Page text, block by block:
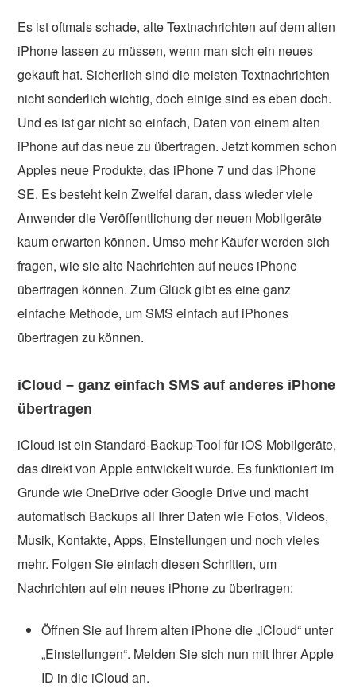
Es ist oftmals schade, alte Textnachrichten auf dem alten
iPhone lassen zu müssen, wenn man sich ein neues
gekauft hat. Sicherlich sind die meisten Textnachrichten
nicht sonderlich wichtig, doch einige sind es eben doch.
Und es ist gar nicht so einfach, Daten von einem alten
iPhone auf das neue zu übertragen. Jetzt kommen schon
Apples neue Produkte, das iPhone 7 und das iPhone
SE. Es besteht kein Zweifel daran, dass wieder viele
Anwender die Veröffentlichung der neuen Mobilgeräte
kaum erwarten können. Umso mehr Käufer werden sich
fragen, wie sie alte Nachrichten auf neues iPhone
übertragen können. Zum Glück gibt es eine ganz
einfache Methode, um SMS einfach auf iPhones
übertragen zu können.
iCloud – ganz einfach SMS auf anderes iPhone
übertragen
iCloud ist ein Standard-Backup-Tool für iOS Mobilgeräte,
das direkt von Apple entwickelt wurde. Es funktioniert im
Grunde wie OneDrive oder Google Drive und macht
automatisch Backups all Ihrer Daten wie Fotos, Videos,
Musik, Kontakte, Apps, Einstellungen und noch vieles
mehr. Folgen Sie einfach diesen Schritten, um
Nachrichten auf ein neues iPhone zu übertragen:
Öffnen Sie auf Ihrem alten iPhone die „iCloud“ unter
„Einstellungen“. Melden Sie sich nun mit Ihrer Apple
ID in die iCloud an.